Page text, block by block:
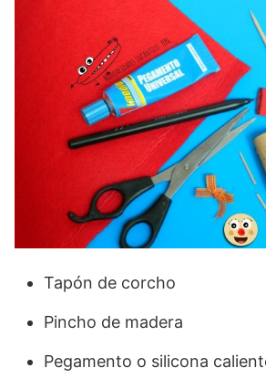
Tapón de corcho
Pincho de madera
Pegamento o silicona